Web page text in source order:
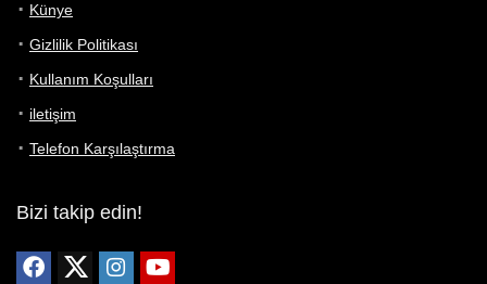
Künye
Gizlilik Politikası
Kullanım Koşulları
iletişim
Telefon Karşılaştırma
Bizi takip edin!